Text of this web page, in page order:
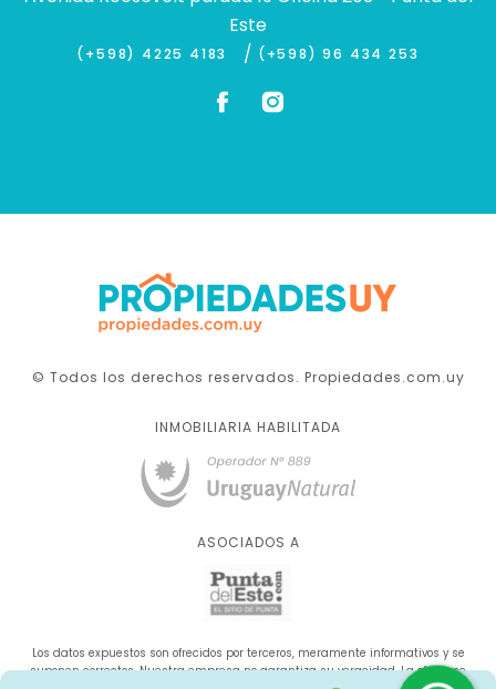
Este
(+598) 4225 4183 / (+598) 96 434 253
© Todos los derechos reservados. Propiedades.com.uy
INMOBILIARIA HABILITADA
ASOCIADOS A
Los datos expuestos son ofrecidos por terceros, meramente informativos y se
suponen correctos. Nuestra empresa no garantiza su veracidad. La oferta se